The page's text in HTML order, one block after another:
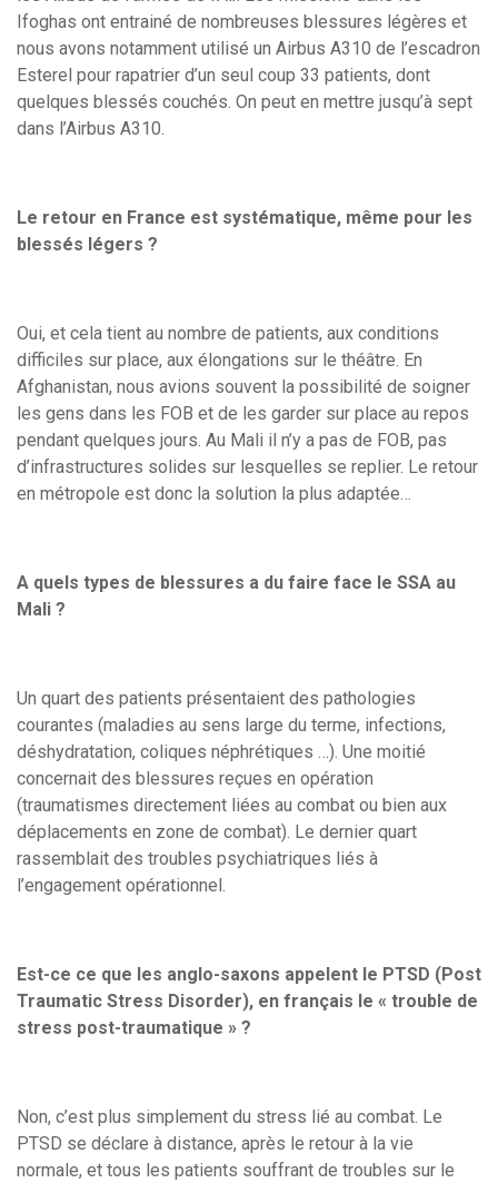
Ifoghas ont entrainé de nombreuses blessures légères et
nous avons notamment utilisé un Airbus A310 de l’escadron
Esterel pour rapatrier d’un seul coup 33 patients, dont
quelques blessés couchés. On peut en mettre jusqu’à sept
dans l’Airbus A310.
Le retour en France est systématique, même pour les
blessés légers ?
Oui, et cela tient au nombre de patients, aux conditions
difficiles sur place, aux élongations sur le théâtre. En
Afghanistan, nous avions souvent la possibilité de soigner
les gens dans les FOB et de les garder sur place au repos
pendant quelques jours. Au Mali il n’y a pas de FOB, pas
d’infrastructures solides sur lesquelles se replier. Le retour
en métropole est donc la solution la plus adaptée…
A quels types de blessures a du faire face le SSA au
Mali ?
Un quart des patients présentaient des pathologies
courantes (maladies au sens large du terme, infections,
déshydratation, coliques néphrétiques …). Une moitié
concernait des blessures reçues en opération
(traumatismes directement liées au combat ou bien aux
déplacements en zone de combat). Le dernier quart
rassemblait des troubles psychiatriques liés à
l’engagement opérationnel.
Est-ce ce que les anglo-saxons appelent le PTSD (Post
Traumatic Stress Disorder), en français le « trouble de
stress post-traumatique » ?
Non, c’est plus simplement du stress lié au combat. Le
PTSD se déclare à distance, après le retour à la vie
normale, et tous les patients souffrant de troubles sur le